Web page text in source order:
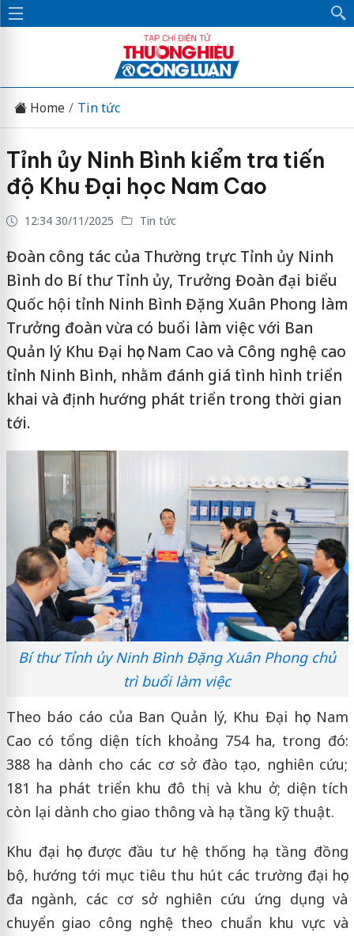
Home Tin tức
Tỉnh ủy Ninh Bình kiểm tra tiến
độ Khu Đại học Nam Cao
12:34 30/11/2025 Tin tức
Đoàn công tác của Thường trực Tỉnh ủy Ninh
Bình do Bí thư Tỉnh ủy, Trưởng Đoàn đại biểu
Quốc hội tỉnh Ninh Bình Đặng Xuân Phong làm
Trưởng đoàn vừa có buổi làm việc với Ban
Quản lý Khu Đại học Nam Cao và Công nghệ cao
tỉnh Ninh Bình, nhằm đánh giá tình hình triển
khai và định hướng phát triển trong thời gian
tới.
Bí thư Tỉnh ủy Ninh Bình Đặng Xuân Phong chủ
trì buổi làm việc
Theo báo cáo của Ban Quản lý, Khu Đại học Nam
Cao có tổng diện tích khoảng 754 ha, trong đó:
388 ha dành cho các cơ sở đào tạo, nghiên cứu;
181 ha phát triển khu đô thị và khu ở; diện tích
còn lại dành cho giao thông và hạ tầng kỹ thuật.
Khu đại học được đầu tư hệ thống hạ tầng đồng
bộ, hướng tới mục tiêu thu hút các trường đại học
đa ngành, các cơ sở nghiên cứu ứng dụng và
chuyển giao công nghệ theo chuẩn khu vực và